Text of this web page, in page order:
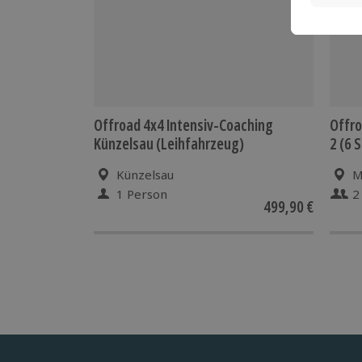
Offroad 4x4 Intensiv-Coaching
Künzelsau (Leihfahrzeug)
Künzelsau
1 Person
499,90 €
2 (6